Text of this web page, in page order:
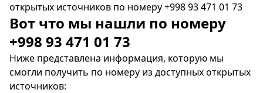
открытых источников по номеру +998 93 471 01 73
Вот что мы нашли по номеру
+998 93 471 01 73
Ниже представлена информация, которую мы
смогли получить по номеру из доступных открытых
источников: